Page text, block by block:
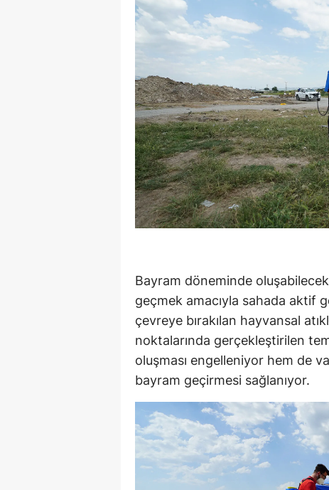
Bayram döneminde
geçmek amacıyla sahada aktif
çevreye bırakılan hayvansal
noktalarında gerçekleştirilen
oluşması engelleniyor hem de
bayram geçirmesi sağlanıyor.